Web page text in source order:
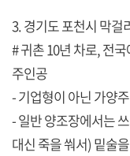
3. 경기도 포천시 막걸
# 귀촌 10년 차로, 전
주인공
- 기업형이 아닌 가양
- 일반 양조장에서는
대신 죽을 쒀서) 밑술